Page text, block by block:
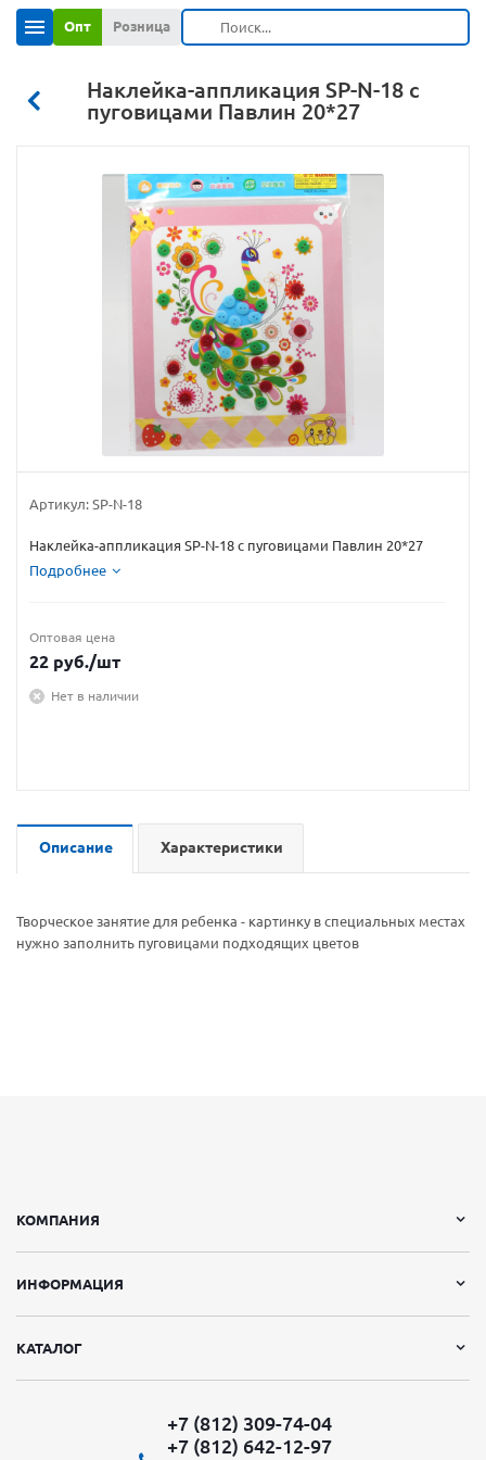
Опт Розница
Наклейка-аппликация SP-N-18 с
пуговицами Павлин 20*27
Артикул: SP-N-18
Наклейка-аппликация SP-N-18 с пуговицами Павлин 20*27
Подробнее
Оптовая цена
22 руб./шт
Нет в наличии
Описание Характеристики
Творческое занятие для ребенка - картинку в специальных местах
нужно заполнить пуговицами подходящих цветов
КОМПАНИЯ
ИНФОРМАЦИЯ
КАТАЛОГ
+7 (812) 309-74-04
+7 (812) 642-12-97